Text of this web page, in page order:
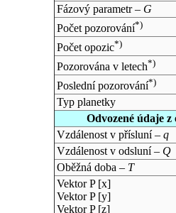
Fázový parametr – G
Počet pozorování*)
Počet opozic*)
Pozorována v letech*)
Poslední pozorování*)
Typ planetky
Odvozené údaje
Vzdálenost v přísluní – q
Vzdálenost v odsluní – Q
Oběžná doba – T
Vektor P [x]
Vektor P [y]
Vektor P [z]